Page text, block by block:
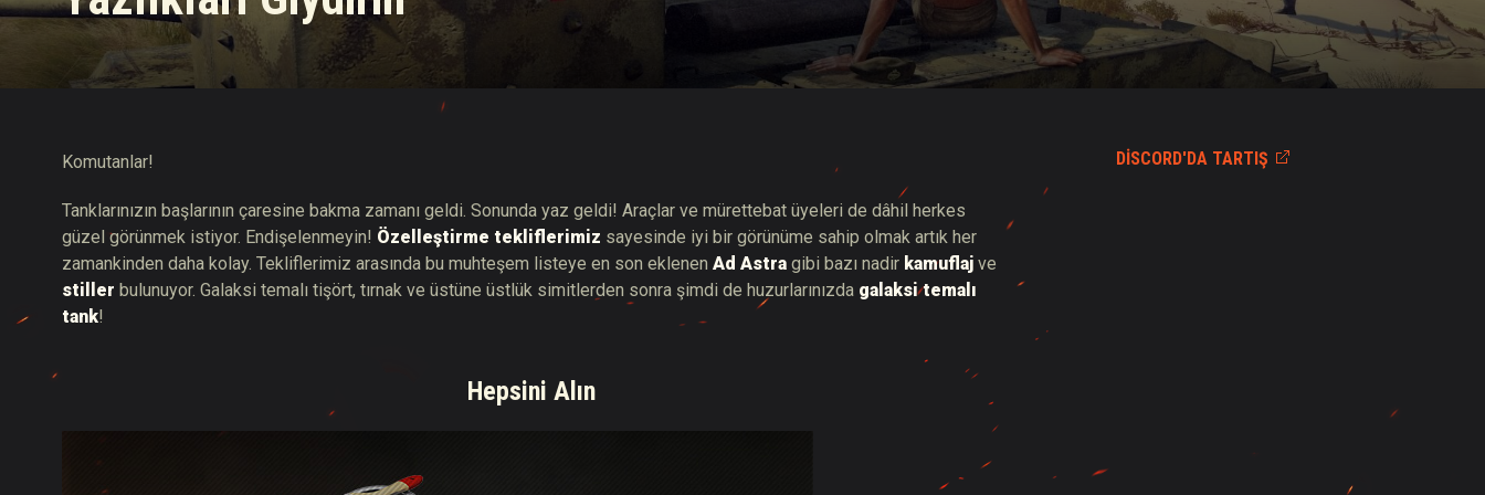
Twitch Ganimetleri Rehberi
DISCORD'DA TARTIŞ
Komutanlar!
Tanklarınızın başlarının çaresine bakma zamanı geldi. Sonunda yaz geldi! Araçlar ve mürettebat üyeleri de dâhil herkes
güzel görünmek istiyor. Endişelenmeyin! Özelleştirme tekliflerimiz sayesinde iyi bir görünüme sahip olmak artık her
zamankinden daha kolay. Tekliflerimiz arasında bu muhteşem listeye en son eklenen Ad Astra gibi bazı nadir kamuflaj ve
stiller bulunuyor. Galaksi temalı tişört, tırnak ve üstüne üstlük simitlerden sonra şimdi de huzurlarınızda galaksi temalı
tank!
Hepsini Alın